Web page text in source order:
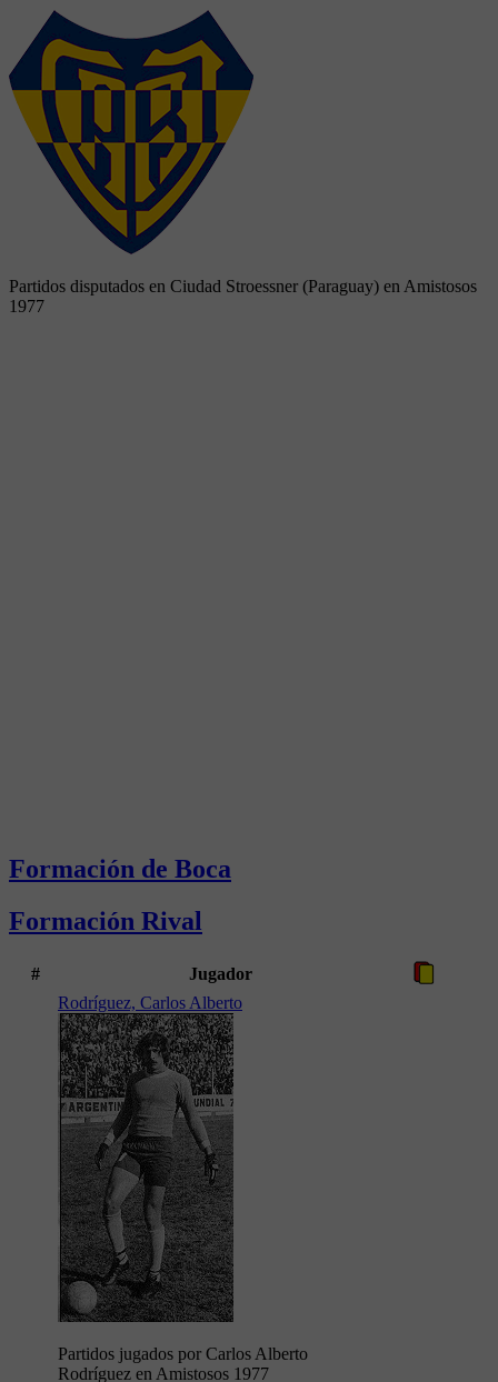
Partidos disputados en Ciudad Stroessner (Paraguay) en Amistosos
1977
Formación de Boca
Formación Rival
#
Jugador
Rodríguez, Carlos Alberto
Partidos jugados por Carlos Alberto
Rodríguez en Amistosos 1977